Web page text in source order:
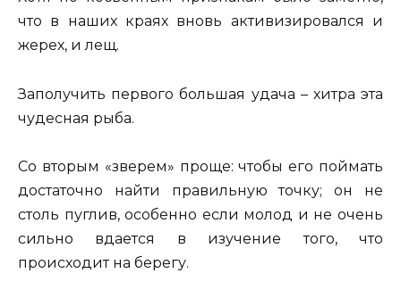
что в наших краях вновь активизировался и
жерех, и лещ.
Заполучить первого большая удача – хитра эта
чудесная рыба.
Со вторым «зверем» проще: чтобы его поймать
достаточно найти правильную точку; он не
столь пуглив, особенно если молод и не очень
сильно вдается в изучение того, что
происходит на берегу.